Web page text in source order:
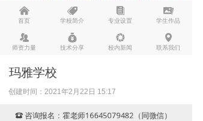
낀
首页
뀄
学校简介
뀴
专业设置
끡
学生作品
뀡
师资力量
낐
技术分享
넆
校内新闻
넹
联系我们
玛雅学校
创建时间： 2021年2月22日 15:17
뀰 咨询报名：霍老师16645079482（同微信）